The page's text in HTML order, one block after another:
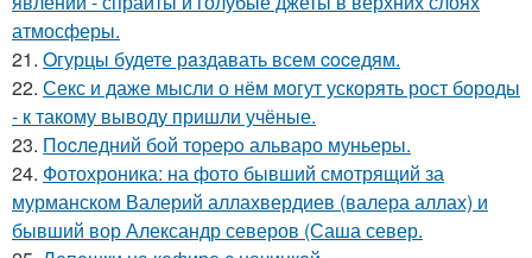
атмосферы.
21. Oгурцы будете рaздавать всем coceдям.
22. Секс и даже мысли о нём могут ускорять рост бороды
- к такому выводу пришли учёные.
23. Пocледний бoй тоpepo альваро муньеры.
24. Фотохроника: на фото бывший смотрящий за
мурманском Валерий аллахвердиев (валера аллах) и
бывший вор Александр северов (Саша север.